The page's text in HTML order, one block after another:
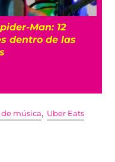
Man: 12
dentro de las
de música, Uber Eats